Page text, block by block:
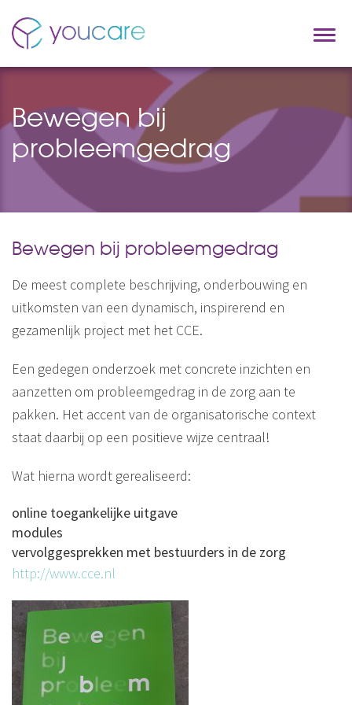
Bewegen bij
probleemgedrag
Bewegen bij probleemgedrag
De meest complete beschrijving, onderbouwing en
uitkomsten van een dynamisch, inspirerend en
gezamenlijk project met het CCE.
Een gedegen onderzoek met concrete inzichten en
aanzetten om probleemgedrag in de zorg aan te
pakken. Het accent van de organisatorische context
staat daarbij op een positieve wijze centraal!
Wat hierna wordt gerealiseerd:
online toegankelijke uitgave
modules
vervolggesprekken met bestuurders in de zorg
http://www.cce.nl